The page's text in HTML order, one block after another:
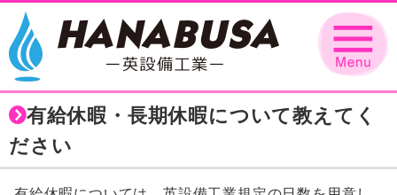
有給休暇・長期休暇について教えてく
ださい